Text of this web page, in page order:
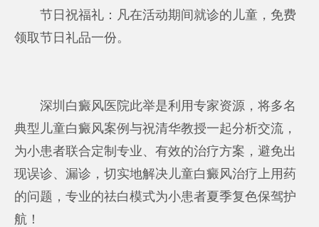
节日祝福礼：凡在活动期间就诊的儿童，免费
领取节日礼品一份。
深圳白癜风医院此举是利用专家资源，将多名
典型儿童白癜风案例与祝清华教授一起分析交流，
为小患者联合定制专业、有效的治疗方案，避免出
现误诊、漏诊，切实地解决儿童白癜风治疗上用药
的问题，专业的祛白模式为小患者夏季复色保驾护
航！